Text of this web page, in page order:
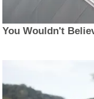
You Wouldn't